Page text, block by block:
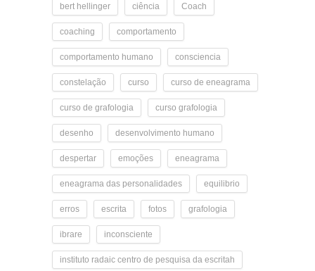
bert hellinger ciência Coach
coaching comportamento
comportamento humano consciencia
constelação curso curso de eneagrama
curso de grafologia curso grafologia
desenho desenvolvimento humano
despertar emoções eneagrama
eneagrama das personalidades equilibrio
erros escrita fotos grafologia
ibrare inconsciente
instituto radaic centro de pesquisa da escritah